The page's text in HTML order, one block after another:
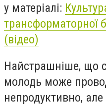
у матеріалі:
трансформаторної
(відео)
Найстрашніше, що
молодь може
непродуктивно,